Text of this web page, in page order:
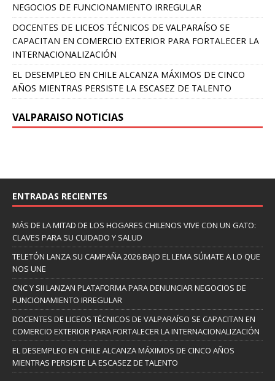
NEGOCIOS DE FUNCIONAMIENTO IRREGULAR
DOCENTES DE LICEOS TÉCNICOS DE VALPARAÍSO SE
CAPACITAN EN COMERCIO EXTERIOR PARA FORTALECER LA
INTERNACIONALIZACIÓN
EL DESEMPLEO EN CHILE ALCANZA MÁXIMOS DE CINCO
AÑOS MIENTRAS PERSISTE LA ESCASEZ DE TALENTO
VALPARAISO NOTICIAS
ENTRADAS RECIENTES
MÁS DE LA MITAD DE LOS HOGARES CHILENOS VIVE CON UN GATO:
CLAVES PARA SU CUIDADO Y SALUD
TELETÓN LANZA SU CAMPAÑA 2026 BAJO EL LEMA SÚMATE A LO QUE
NOS UNE
CNC Y SII LANZAN PLATAFORMA PARA DENUNCIAR NEGOCIOS DE
FUNCIONAMIENTO IRREGULAR
DOCENTES DE LICEOS TÉCNICOS DE VALPARAÍSO SE CAPACITAN EN
COMERCIO EXTERIOR PARA FORTALECER LA INTERNACIONALIZACIÓN
EL DESEMPLEO EN CHILE ALCANZA MÁXIMOS DE CINCO AÑOS
MIENTRAS PERSISTE LA ESCASEZ DE TALENTO